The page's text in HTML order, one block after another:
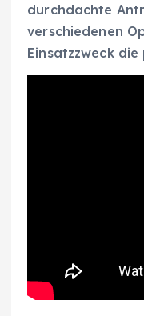
durchdachte
verschiedenen
Einsatzzweck die